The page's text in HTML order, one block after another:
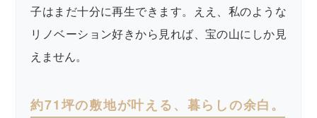
子はまだ十分に再生できます。ええ、私のような
リノベーション好きから見れば、宝の山にしか見
えません。
約71坪の敷地が叶える、暮らしの余白。